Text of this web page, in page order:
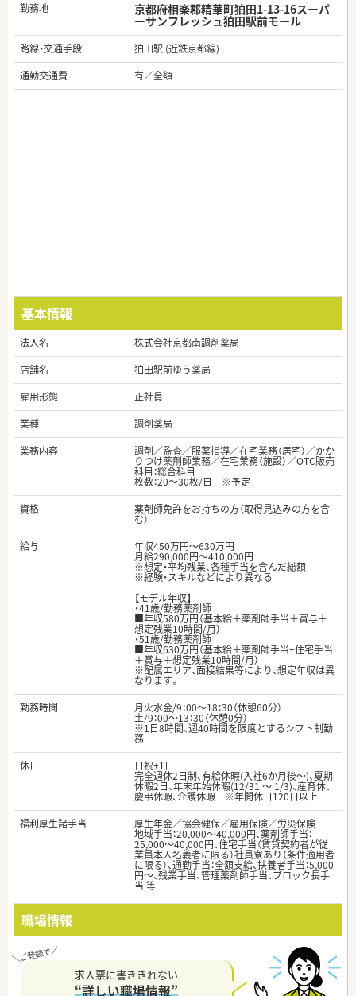
勤務地 京都府相楽郡精華町狛田1-13-16スーパ
ーサンフレッシュ狛田駅前モール
路線・交通手段
狛田駅 (近鉄京都線)
通勤交通費
有／全額
基本情報
法人名
株式会社京都南調剤薬局
店舗名
狛田駅前ゆう薬局
雇用形態
正社員
業種
調剤薬局
業務内容
調剤／監査／服薬指導／在宅業務（居宅）／かか
りつけ薬剤師業務／在宅業務（施設）／OTC販売
科目：総合科目
枚数：20～30枚/日 ※予定
資格
薬剤師免許をお持ちの方（取得見込みの方を含
む）
給与
年収450万円～630万円
月給290,000円～410,000円
※想定・平均残業、各種手当を含んだ総額
※経験・スキルなどにより異なる
【モデル年収】
・41歳/勤務薬剤師
■年収580万円（基本給＋薬剤師手当＋賞与＋
想定残業10時間/月）
・51歳/勤務薬剤師
■年収630万円（基本給＋薬剤師手当+住宅手当
＋賞与＋想定残業10時間/月）
※配属エリア、面接結果等により、想定年収は異
なります。
勤務時間
月火水金/9：00～18：30（休憩60分）
土/9：00～13：30（休憩0分）
※1日8時間、週40時間を限度とするシフト制勤
務
休日
日祝+1日
完全週休2日制、有給休暇(入社6か月後～)、夏期
休暇2日、年末年始休暇(12/31 ～ 1/3)、産育休、
慶弔休暇、介護休暇 ※年間休日120日以上
福利厚生諸手当
厚生年金／協会健保／雇用保険／労災保険
地域手当：20,000〜40,000円、薬剤師手当：
25,000〜40,000円、住宅手当（賃貸契約者が従
業員本人名義者に限る）社員寮あり（条件適用者
に限る）、通勤手当：全額支給、扶養者手当：5,000
円〜、残業手当、管理薬剤師手当、ブロック長手
当 等
職場情報
求人票に書ききれない
“詳しい職場情報”